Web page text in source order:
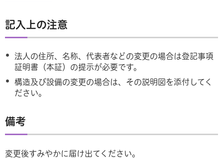
記入上の注意
法人の住所、名称、代表者などの変更の場合は登記事項
証明書（本証）の提示が必要です。
構造及び設備の変更の場合は、その説明図を添付してく
ださい。
備考
変更後すみやかに届け出てください。